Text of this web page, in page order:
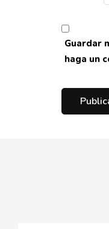
Guardar
haga un